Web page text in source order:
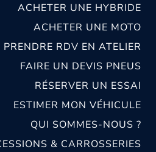
ACHETER UNE HYBRIDE
ACHETER UNE MOTO
PRENDRE RDV EN ATELIER
FAIRE UN DEVIS PNEUS
RÉSERVER UN ESSAI
ESTIMER MON VÉHICULE
QUI SOMMES-NOUS ?
& CARROSSERIES